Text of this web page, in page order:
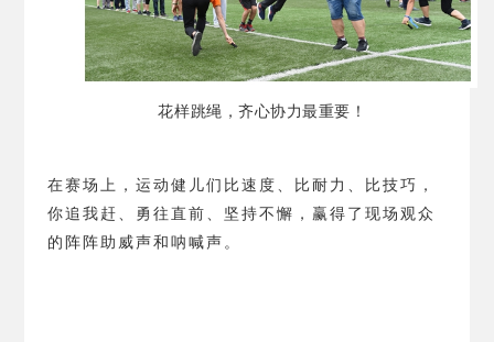
花样跳绳，齐心协力最重要！
在赛场上，运动健儿们比速度、比耐力、比技巧，
你追我赶、勇往直前、坚持不懈，赢得了现场观众
的阵阵助威声和呐喊声。